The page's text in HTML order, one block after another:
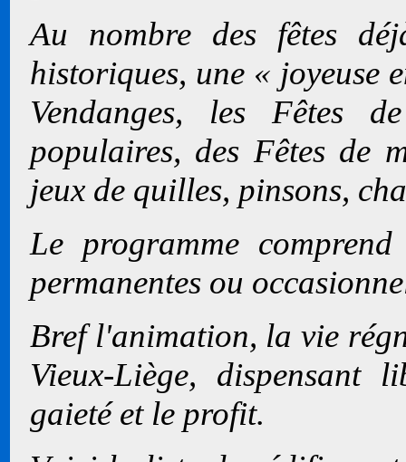
Au nombre des fêtes
historiques, une « joyeuse
Vendanges, les Fêtes
populaires, des Fêtes de
jeux de quilles, pinsons,
Le programme
permanentes ou
Bref l'animation, la vie
Vieux-Liège, dispensant
gaieté et le profit.